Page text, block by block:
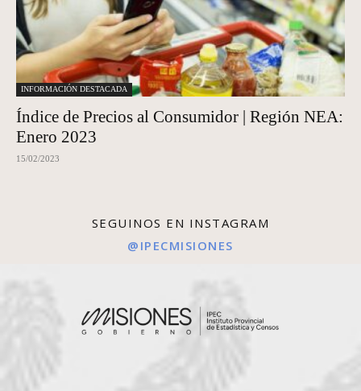
INFORMACIÓN DESTACADA
Índice de Precios al Consumidor | Región NEA:
Enero 2023
15/02/2023
SEGUINOS EN INSTAGRAM
@IPECMISIONES